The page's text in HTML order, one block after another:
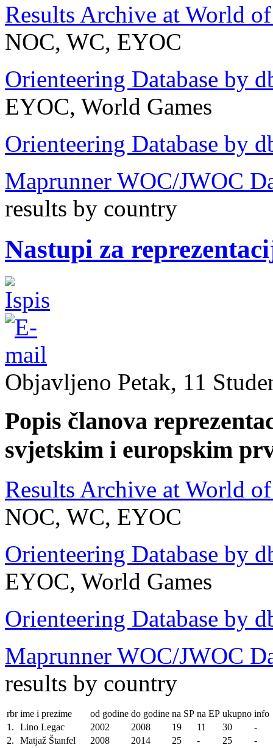
Results Archive at World
NOC, WC, EYOC
Orienteering Database by
EYOC, World Games
Orienteering Database by
Maprunner WOC/JWOC
results by country
Nastupi za
Objavljeno Petak, 11
Popis članova
svjetskim i europskim
Results Archive at World
NOC, WC, EYOC
Orienteering Database by
EYOC, World Games
Orienteering Database by
Maprunner WOC/JWOC
results by country
rbr ime i prezime od godine do godine na SP na EP ukupno info
1.
Lino Legac 2002 2008 19 11 30
-
2.
Matjaž Štanfel 2008 2014 25 - 25 -